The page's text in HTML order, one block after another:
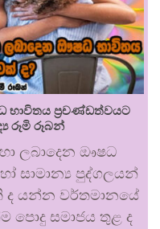
භාවිතය ප්‍රචණ්ඩත්වයට
රූමි රූබන්
ලබාදෙන ඖෂධ
සාමාන්‍ය පුද්ගලයන්
ද යන්න වර්තමානයේ
සමාජය තුළ ද